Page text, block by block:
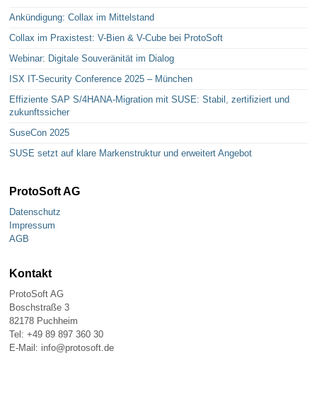
Ankündigung: Collax im Mittelstand
Collax im Praxistest: V-Bien & V-Cube bei ProtoSoft
Webinar: Digitale Souveränität im Dialog
ISX IT-Security Conference 2025 – München
Effiziente SAP S/4HANA-Migration mit SUSE: Stabil, zertifiziert und
zukunftssicher
SuseCon 2025
SUSE setzt auf klare Markenstruktur und erweitert Angebot
ProtoSoft AG
Datenschutz
Impressum
AGB
Kontakt
ProtoSoft AG
Boschstraße 3
82178 Puchheim
Tel: +49 89 897 360 30
E-Mail: info@protosoft.de